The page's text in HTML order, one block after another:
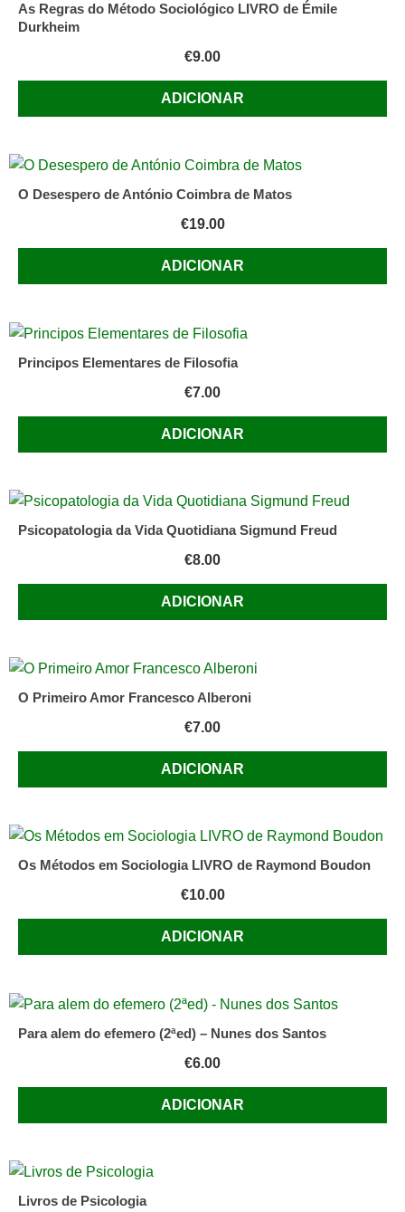
Friedrich
As Regras do Método Sociológico LIVRO de Émile
Durkheim
€9.00
ADICIONAR
O Desespero de António Coimbra de Matos
€19.00
ADICIONAR
Principos Elementares de Filosofia
€7.00
ADICIONAR
Psicopatologia da Vida Quotidiana Sigmund Freud
€8.00
ADICIONAR
O Primeiro Amor Francesco Alberoni
€7.00
ADICIONAR
Os Métodos em Sociologia LIVRO de Raymond Boudon
€10.00
ADICIONAR
Para alem do efemero (2ªed) – Nunes dos Santos
€6.00
ADICIONAR
Livros de Psicologia